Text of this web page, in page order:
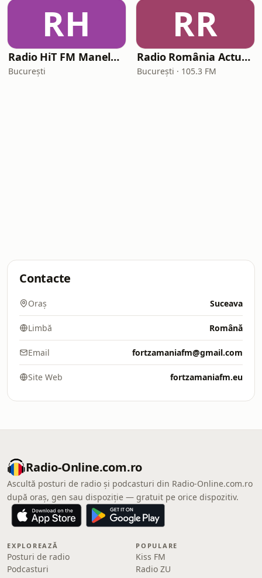
RH
Radio HiT FM Manele Romania
București
RR
Radio România Actualități
București · 105.3 FM
Contacte
Oraș Suceava
Limbă Română
Email fortzamaniafm@gmail.com
Site Web fortzamaniafm.eu
Radio-Online.com.ro
Ascultă posturi de radio și podcasturi din Radio-Online.com.ro
după oraș, gen sau dispoziție — gratuit pe orice dispozitiv.
EXPLOREAZĂ
Posturi de radio
Podcasturi
POPULARE
Kiss FM
Radio ZU